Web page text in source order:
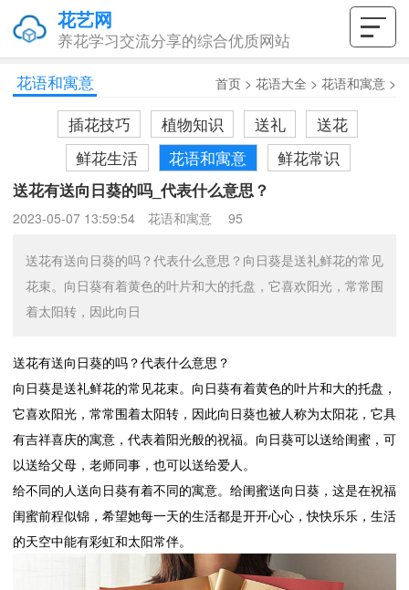
花艺网
养花学习交流分享的综合优质网站
花语和寓意
首页 > 花语大全 > 花语和寓意 >
插花技巧 植物知识 送礼
送花
鲜花生活
花语和寓意
鲜花常识
送花有送向日葵的吗_代表什么意思？
2023-05-07 13:59:54 花语和寓意 95
送花有送向日葵的吗？代表什么意思？向日葵是送礼鲜花的常见
花束。向日葵有着黄色的叶片和大的托盘，它喜欢阳光，常常围
着太阳转，因此向日
送花有送向日葵的吗？代表什么意思？
向日葵是送礼鲜花的常见花束。向日葵有着黄色的叶片和大的托盘，
它喜欢阳光，常常围着太阳转，因此向日葵也被人称为太阳花，它具
有吉祥喜庆的寓意，代表着阳光般的祝福。向日葵可以送给闺蜜，可
以送给父母，老师同事，也可以送给爱人。
给不同的人送向日葵有着不同的寓意。给闺蜜送向日葵，这是在祝福
闺蜜前程似锦，希望她每一天的生活都是开开心心，快快乐乐，生活
的天空中能有彩虹和太阳常伴。